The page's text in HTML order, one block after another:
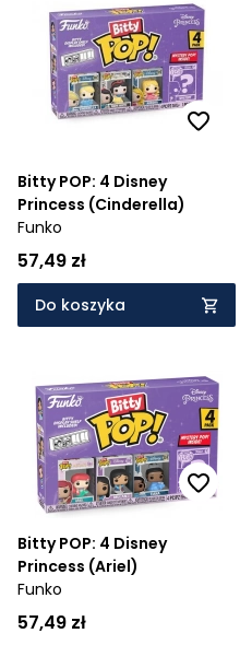
Bitty POP: 4 Disney
Princess (Cinderella)
Funko
57,49 zł
Do koszyka
Bitty POP: 4 Disney
Princess (Ariel)
Funko
57,49 zł